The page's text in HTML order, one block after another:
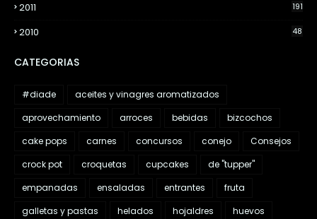
2011 191
2010 48
CATEGORIAS
#diade
aceites y vinagres aromatizados
aprovechamiento
arroces bebidas
bizcochos
cake pops
carnes concursos conejo
Consejos
crock pot
croquetas cupcakes
de "tupper"
empanadas
ensaladas entrantes
fruta
galletas y pastas
helados hojaldres
huevos